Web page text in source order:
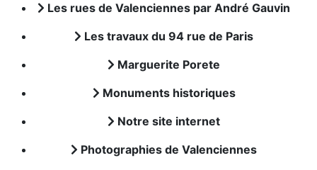
Les rues de Valenciennes par André Gauvin
Les travaux du 94 rue de Paris
Marguerite Porete
Monuments historiques
Notre site internet
Photographies de Valenciennes